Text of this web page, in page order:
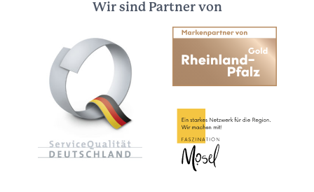
Wir sind Partner von